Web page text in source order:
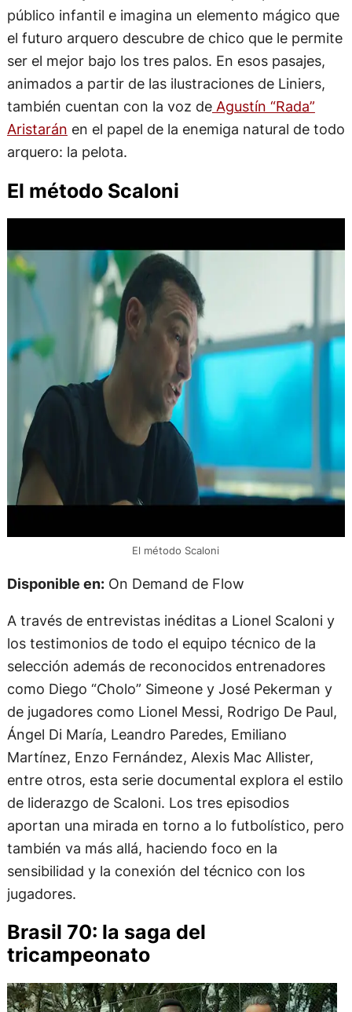
público infantil e imagina un elemento mágico que
el futuro arquero descubre de chico que le permite
ser el mejor bajo los tres palos. En esos pasajes,
animados a partir de las ilustraciones de Liniers,
también cuentan con la voz deAgustín “Rada”
Aristarán en el papel de la enemiga natural de todo
arquero: la pelota.
El método Scaloni
El método Scaloni
Disponible en:On Demand de Flow
A través de entrevistas inéditas a Lionel Scaloni y
los testimonios de todo el equipo técnico de la
selección además de reconocidos entrenadores
como Diego “Cholo” Simeone y José Pekerman y
de jugadores como Lionel Messi, Rodrigo De Paul,
Ángel Di María, Leandro Paredes, Emiliano
Martínez, Enzo Fernández, Alexis Mac Allister,
entre otros, esta serie documental explora el estilo
de liderazgo de Scaloni. Los tres episodios
aportan una mirada en torno a lo futbolístico, pero
también va más allá, haciendo foco en la
sensibilidad y la conexión del técnico con los
jugadores.
Brasil 70: la saga del
tricampeonato